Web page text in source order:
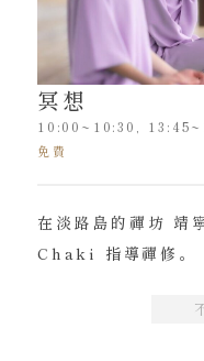
冥想
10:00~10:30,
免費
在淡路島的禪坊 靖
Chaki 指導禪修。